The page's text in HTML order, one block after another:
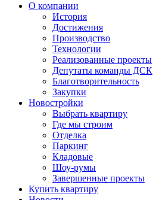
О компании
История
Достижения
Производство
Технологии
Реализованные проекты
Депутаты команды ДСК
Благотворительность
Закупки
Новостройки
Выбрать квартиру
Где мы строим
Отделка
Паркинг
Кладовые
Шоу-румы
Завершенные проекты
Купить квартиру